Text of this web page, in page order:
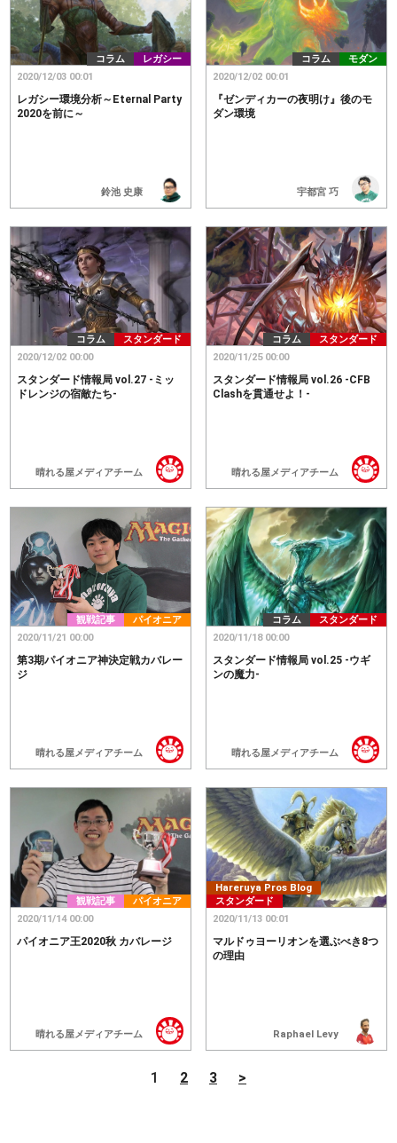
コラム レガシー
鈴池 史康
レガシー環境分析～Eternal Party
2020を前に～
2020/12/03 00:01
コラム モダン
宇都宮 巧
『ゼンディカーの夜明け』後のモ
ダン環境
2020/12/02 00:01
コラム スタンダード
晴れる屋メディアチーム
スタンダード情報局 vol.27 -ミッ
ドレンジの宿敵たち-
2020/12/02 00:00
コラム スタンダード
晴れる屋メディアチーム
スタンダード情報局 vol.26 -CFB
Clashを貫通せよ！-
2020/11/25 00:00
観戦記事 パイオニア
晴れる屋メディアチーム
第3期パイオニア神決定戦カバレー
ジ
2020/11/21 00:00
コラム スタンダード
晴れる屋メディアチーム
スタンダード情報局 vol.25 -ウギ
ンの魔力-
2020/11/18 00:00
観戦記事 パイオニア
晴れる屋メディアチーム
パイオニア王2020秋 カバレージ
2020/11/14 00:00
Hareruya Pros Blog
スタンダード
Raphael Levy
マルドゥヨーリオンを選ぶべき8つ
の理由
2020/11/13 00:01
1 2 3 >